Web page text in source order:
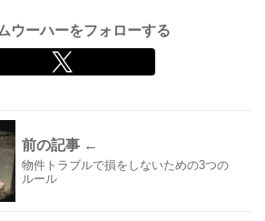
ウーハーをフォローする
物件トラブルで損をしないための3つの
ルール